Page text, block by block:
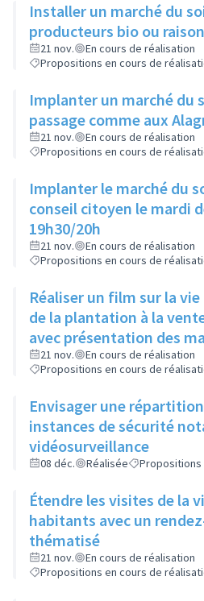
Installer un marché du
producteurs bio ou
21 nov.
En cours de réalisation
Propositions en cours de
Implanter un marché du
passage comme aux
21 nov.
En cours de réalisation
Propositions en cours de
Implanter le marché du
conseil citoyen le mardi
19h30/20h
21 nov.
En cours de réalisation
Propositions en cours de
Réaliser un film sur la
de la plantation à la
avec présentation des
de fin et le diffuser dans
ainsi qu'au Ciné Rillieux
21 nov.
En cours de réalisation
Propositions en cours de
Envisager une
instances de sécurité
vidéosurveillance
08 déc. Réalisée
Étendre les visites de la
habitants avec un
thématisé
21 nov.
En cours de réalisation
Propositions en cours de